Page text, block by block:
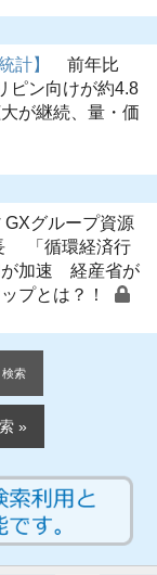
計】
前年比
ピン向けが約4.8
が継続、量・価
グループ資源
「循環経済行
が加速 経産省が
プとは？！
検索
»